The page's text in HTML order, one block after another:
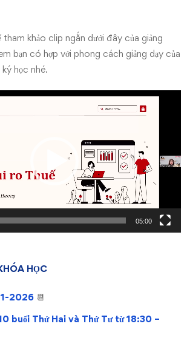
khảo clip ngắn dưới đây của giảng
bạn có hợp với phong cách giảng dạy của
học nhé.
05:00
HỌC
2026 📆
buổi Thứ Hai và Thứ Tư từ 18:30 –